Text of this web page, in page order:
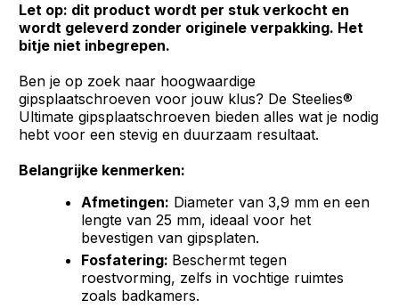
Let op: dit product wordt per stuk verkocht en
wordt geleverd zonder originele verpakking. Het
bitje niet inbegrepen.
Ben je op zoek naar hoogwaardige
gipsplaatschroeven voor jouw klus? De Steelies®
Ultimate gipsplaatschroeven bieden alles wat je nodig
hebt voor een stevig en duurzaam resultaat.
Belangrijke kenmerken:
Afmetingen: Diameter van 3,9 mm en een
lengte van 25 mm, ideaal voor het
bevestigen van gipsplaten.
Fosfatering: Beschermt tegen
roestvorming, zelfs in vochtige ruimtes
zoals badkamers.